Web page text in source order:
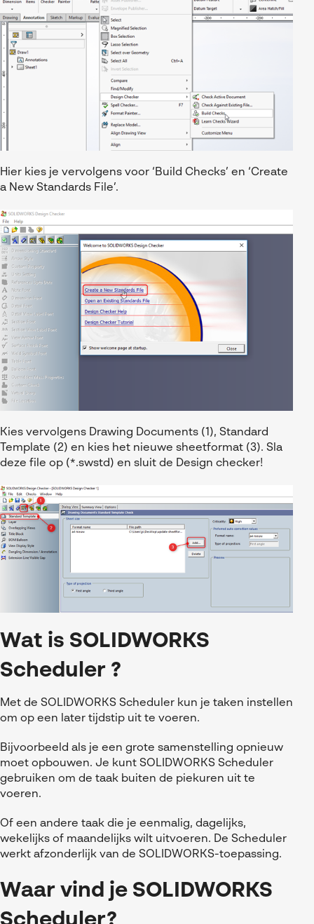
Hier kies je vervolgens voor ‘Build Checks’ en ‘Create
a New Standards File’.
Kies vervolgens Drawing Documents (1), Standard
Template (2) en kies het nieuwe sheetformat (3). Sla
deze file op (*.swstd) en sluit de Design checker!
Wat is SOLIDWORKS
Scheduler ?
Met de SOLIDWORKS Scheduler kun je taken instellen
om op een later tijdstip uit te voeren.
Bijvoorbeeld als je een grote samenstelling opnieuw
moet opbouwen. Je kunt SOLIDWORKS Scheduler
gebruiken om de taak buiten de piekuren uit te
voeren.
Of een andere taak die je eenmalig, dagelijks,
wekelijks of maandelijks wilt uitvoeren. De Scheduler
werkt afzonderlijk van de SOLIDWORKS-toepassing.
Waar vind je SOLIDWORKS